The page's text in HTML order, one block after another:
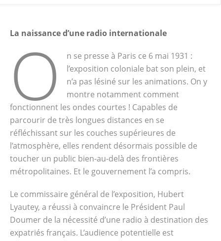
La naissance d’une radio internationale
O
n se presse à Paris ce 6 mai 1931 :
l’exposition coloniale bat son plein, et
n’a pas lésiné sur les animations. On y
montre notamment comment
fonctionnent les ondes courtes ! Capables de
parcourir de très longues distances en se
réfléchissant sur les couches supérieures de
l’atmosphère, elles rendent désormais possible de
toucher un public bien-au-delà des frontières
métropolitaines. Et le gouvernement l’a compris.
Le commissaire général de l’exposition, Hubert
Lyautey, a réussi à convaincre le Président Paul
Doumer de la nécessité d’une radio à destination des
expatriés français. L’audience potentielle est